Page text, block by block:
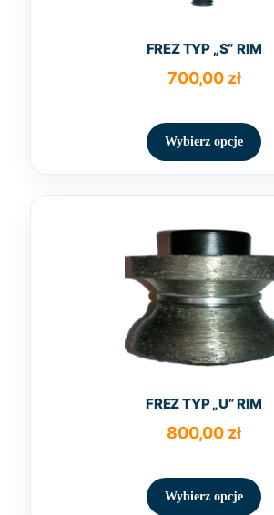
FREZ TYP „S” RIM
700,00 zł
Wybierz opcje
ma
na
FREZ TYP „U” RIM
800,00 zł
Wybierz opcje
ma